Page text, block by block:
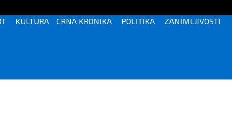
KULTURA CRNA KRONIKA POLITIKA ZANIMLJIVOSTI